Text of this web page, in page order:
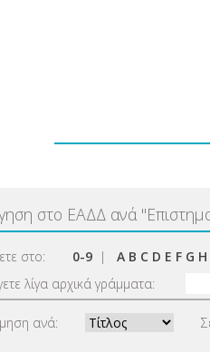
στο ΕΑΔΔ ανά "
στο: 0-9 | A B C D E F G H
λίγα αρχικά γράμματα:
ανά: